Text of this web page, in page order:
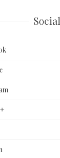
Social